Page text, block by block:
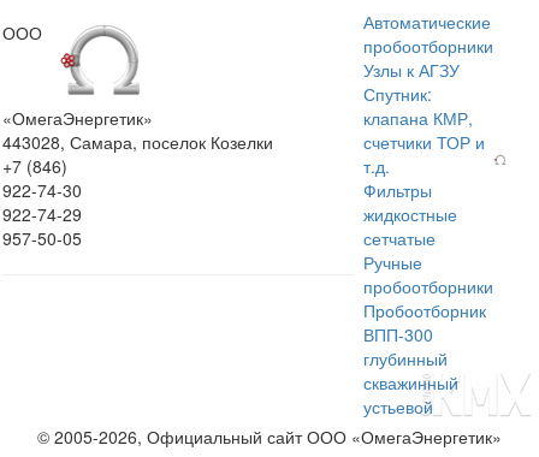
ООО
«ОмегаЭнергетик»
443028, Самара, поселок Козелки
+7 (846)
922-74-30
922-74-29
957-50-05
Автоматические
пробоотборники
Узлы к АГЗУ
Спутник:
клапана КМР,
счетчики ТОР и
т.д.
Фильтры
жидкостные
сетчатые
Ручные
пробоотборники
Пробоотборник
ВПП-300
глубинный
скважинный
устьевой
© 2005-2026, Официальный сайт ООО «ОмегаЭнергетик»